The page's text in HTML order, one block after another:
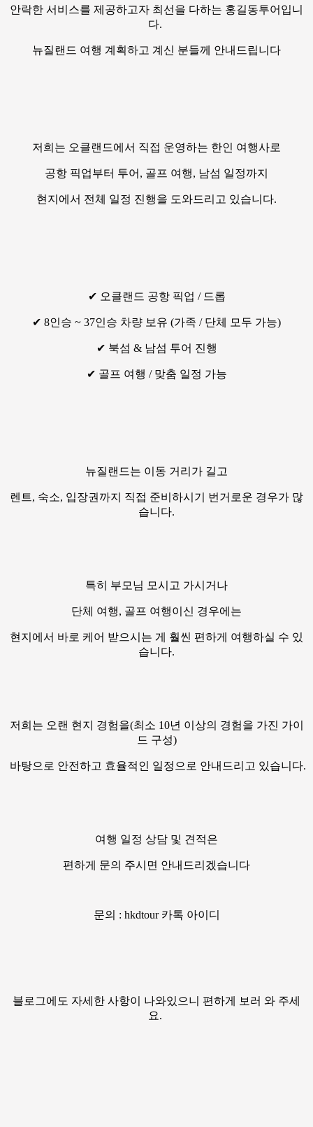
안락한 서비스를 제공하고자 최선을 다하는 홍길동투어입니
다.
뉴질랜드 여행 계획하고 계신 분들께 안내드립니다
저희는 오클랜드에서 직접 운영하는 한인 여행사로
공항 픽업부터 투어, 골프 여행, 남섬 일정까지
현지에서 전체 일정 진행을 도와드리고 있습니다.
✔ 오클랜드 공항 픽업 / 드롭
✔ 8인승 ~ 37인승 차량 보유 (가족 / 단체 모두 가능)
✔ 북섬 & 남섬 투어 진행
✔ 골프 여행 / 맞춤 일정 가능
뉴질랜드는 이동 거리가 길고
렌트, 숙소, 입장권까지 직접 준비하시기 번거로운 경우가 많
습니다.
특히 부모님 모시고 가시거나
단체 여행, 골프 여행이신 경우에는
현지에서 바로 케어 받으시는 게 훨씬 편하게 여행하실 수 있
습니다.
저희는 오랜 현지 경험을(최소 10년 이상의 경험을 가진 가이
드 구성)
바탕으로 안전하고 효율적인 일정으로 안내드리고 있습니다.
여행 일정 상담 및 견적은
편하게 문의 주시면 안내드리겠습니다
문의 : hkdtour 카톡 아이디
블로그에도 자세한 사항이 나와있으니 편하게 보러 와 주세
요.